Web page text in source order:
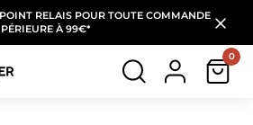
RELAIS POUR TOUTE COMMANDE
À 99€*
0